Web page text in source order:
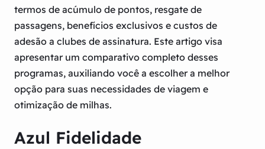
termos de acúmulo de pontos, resgate de
passagens, benefícios exclusivos e custos de
adesão a clubes de assinatura. Este artigo visa
apresentar um comparativo completo desses
programas, auxiliando você a escolher a melhor
opção para suas necessidades de viagem e
otimização de milhas.
Azul Fidelidade